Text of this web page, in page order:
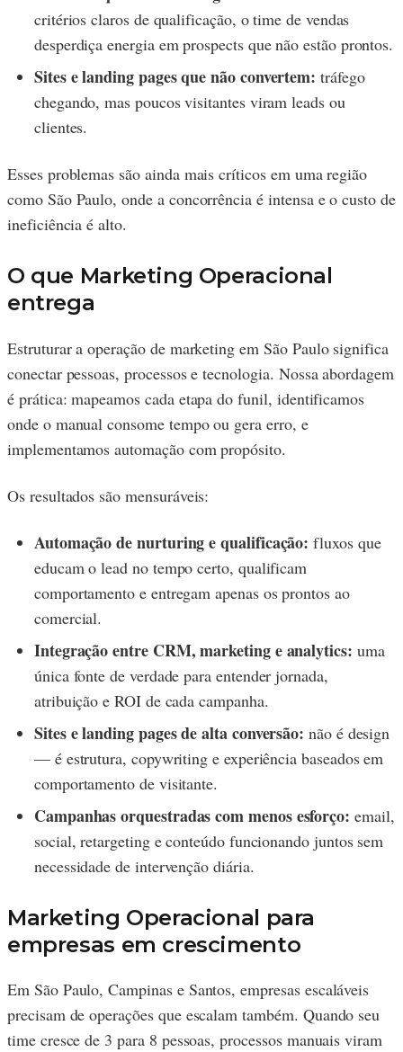
critérios claros de qualificação, o time de vendas
desperdiça energia em prospects que não estão prontos.
Sites e landing pages que não convertem: tráfego
chegando, mas poucos visitantes viram leads ou
clientes.
Esses problemas são ainda mais críticos em uma região
como São Paulo, onde a concorrência é intensa e o custo de
ineficiência é alto.
O que Marketing Operacional
entrega
Estruturar a operação de marketing em São Paulo significa
conectar pessoas, processos e tecnologia. Nossa abordagem
é prática: mapeamos cada etapa do funil, identificamos
onde o manual consome tempo ou gera erro, e
implementamos automação com propósito.
Os resultados são mensuráveis:
Automação de nurturing e qualificação: fluxos que
educam o lead no tempo certo, qualificam
comportamento e entregam apenas os prontos ao
comercial.
Integração entre CRM, marketing e analytics: uma
única fonte de verdade para entender jornada,
atribuição e ROI de cada campanha.
Sites e landing pages de alta conversão: não é design
— é estrutura, copywriting e experiência baseados em
comportamento de visitante.
Campanhas orquestradas com menos esforço: email,
social, retargeting e conteúdo funcionando juntos sem
necessidade de intervenção diária.
Marketing Operacional para
empresas em crescimento
Em São Paulo, Campinas e Santos, empresas escaláveis
precisam de operações que escalam também. Quando seu
time cresce de 3 para 8 pessoas, processos manuais viram